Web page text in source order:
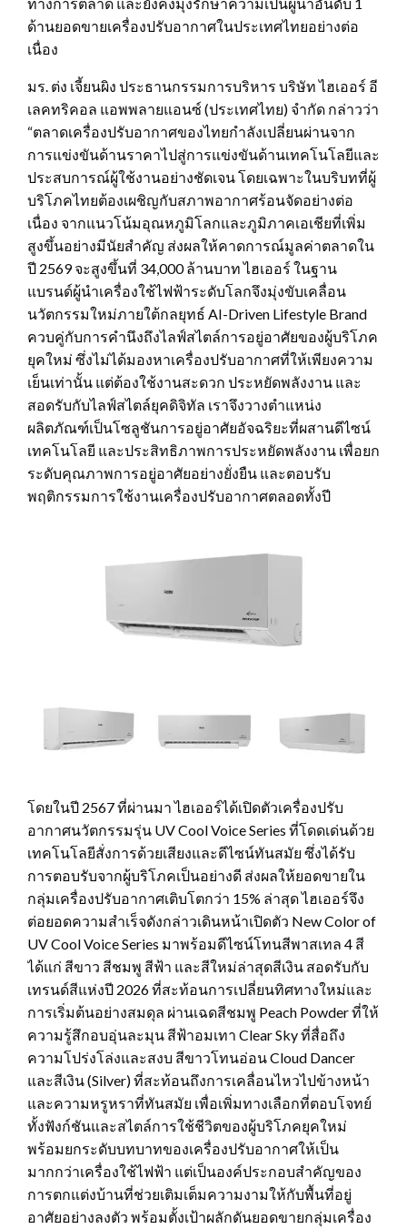
ด้านยอดขายเครื่องปรับอากาศในประเทศไทยอย่างต่อ
เนื่อง
มร. ต่ง เจี้ยนผิง ประธานกรรมการบริหาร บริษัท ไฮเออร์ อี
เลคทริคอล แอพพลายแอนซ์ (ประเทศไทย) จำกัด กล่าวว่า
“ตลาดเครื่องปรับอากาศของไทยกำลังเปลี่ยนผ่านจาก
การแข่งขันด้านราคาไปสู่การแข่งขันด้านเทคโนโลยีและ
ประสบการณ์ผู้ใช้งานอย่างชัดเจน โดยเฉพาะในบริบทที่ผู้
บริโภคไทยต้องเผชิญกับสภาพอากาศร้อนจัดอย่างต่อ
เนื่อง จากแนวโน้มอุณหภูมิโลกและภูมิภาคเอเชียที่เพิ่ม
สูงขึ้นอย่างมีนัยสำคัญ ส่งผลให้คาดการณ์มูลค่าตลาดใน
ปี 2569 จะสูงขึ้นที่ 34,000 ล้านบาท ไฮเออร์ ในฐาน
แบรนด์ผู้นำเครื่องใช้ไฟฟ้าระดับโลกจึงมุ่งขับเคลื่อน
นวัตกรรมใหม่ภายใต้กลยุทธ์ AI-Driven Lifestyle Brand
ควบคู่กับการคำนึงถึงไลฟ์สไตล์การอยู่อาศัยของผู้บริโภค
ยุคใหม่ ซึ่งไม่ได้มองหาเครื่องปรับอากาศที่ให้เพียงความ
เย็นเท่านั้น แต่ต้องใช้งานสะดวก ประหยัดพลังงาน และ
สอดรับกับไลฟ์สไตล์ยุคดิจิทัล เราจึงวางตำแหน่ง
ผลิตภัณฑ์เป็นโซลูชันการอยู่อาศัยอัจฉริยะที่ผสานดีไซน์
เทคโนโลยี และประสิทธิภาพการประหยัดพลังงาน เพื่อยก
ระดับคุณภาพการอยู่อาศัยอย่างยั่งยืน และตอบรับ
พฤติกรรมการใช้งานเครื่องปรับอากาศตลอดทั้งปี
โดยในปี 2567 ที่ผ่านมา ไฮเออร์ได้เปิดตัวเครื่องปรับ
อากาศนวัตกรรมรุ่น UV Cool Voice Series ที่โดดเด่นด้วย
เทคโนโลยีสั่งการด้วยเสียงและดีไซน์ทันสมัย ซึ่งได้รับ
การตอบรับจากผู้บริโภคเป็นอย่างดี ส่งผลให้ยอดขายใน
กลุ่มเครื่องปรับอากาศเติบโตกว่า 15% ล่าสุด ไฮเออร์จึง
ต่อยอดความสำเร็จดังกล่าวเดินหน้าเปิดตัว New Color of
UV Cool Voice Series มาพร้อมดีไซน์โทนสีพาสเทล 4 สี
ได้แก่ สีขาว สีชมพู สีฟ้า และสีใหม่ล่าสุดสีเงิน สอดรับกับ
เทรนด์สีแห่งปี 2026 ที่สะท้อนการเปลี่ยนทิศทางใหม่และ
การเริ่มต้นอย่างสมดุล ผ่านเฉดสีชมพู Peach Powder ที่ให้
ความรู้สึกอบอุ่นละมุน สีฟ้าอมเทา Clear Sky ที่สื่อถึง
ความโปร่งโล่งและสงบ สีขาวโทนอ่อน Cloud Dancer
และสีเงิน (Silver) ที่สะท้อนถึงการเคลื่อนไหวไปข้างหน้า
และความหรูหราที่ทันสมัย เพื่อเพิ่มทางเลือกที่ตอบโจทย์
ทั้งฟังก์ชันและสไตล์การใช้ชีวิตของผู้บริโภคยุคใหม่
พร้อมยกระดับบทบาทของเครื่องปรับอากาศให้เป็น
มากกว่าเครื่องใช้ไฟฟ้า แต่เป็นองค์ประกอบสำคัญของ
การตกแต่งบ้านที่ช่วยเติมเต็มความงามให้กับพื้นที่อยู่
อาศัยอย่างลงตัว พร้อมตั้งเป้าผลักดันยอดขายกลุ่มเครื่อง